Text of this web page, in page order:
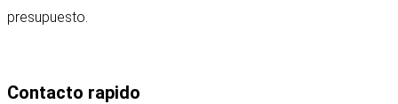
presupuesto.
Contacto rapido